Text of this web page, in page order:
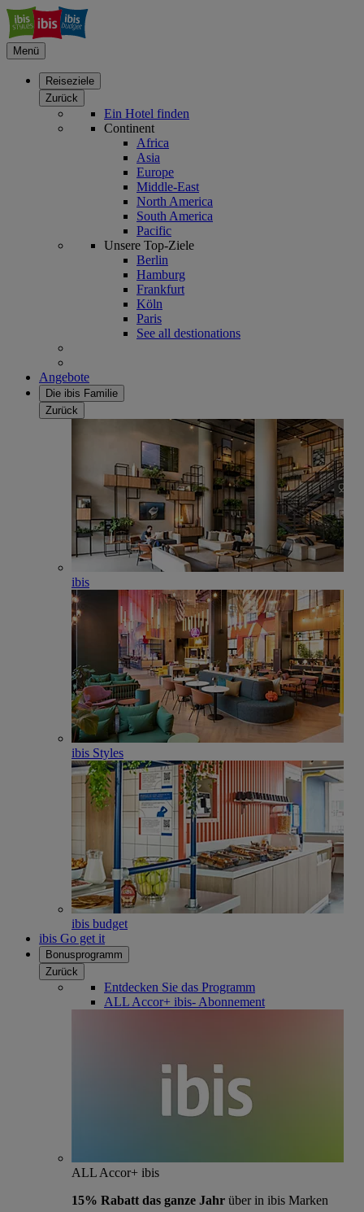
Menü
Reiseziele
Zurück
Ein Hotel finden
Continent
Africa
Asia
Europe
Middle-East
North America
South America
Pacific
Unsere Top-Ziele
Berlin
Hamburg
Frankfurt
Köln
Paris
See all destionations
Angebote
Die ibis Familie
Zurück
ibis
ibis Styles
ibis budget
ibis Go get it
Bonusprogramm
Zurück
Entdecken Sie das Programm
ALL Accor+ ibis- Abonnement
ALL Accor+ ibis
15% Rabatt das ganze Jahr über in ibis Marken